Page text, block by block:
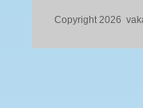
Copyright 2026